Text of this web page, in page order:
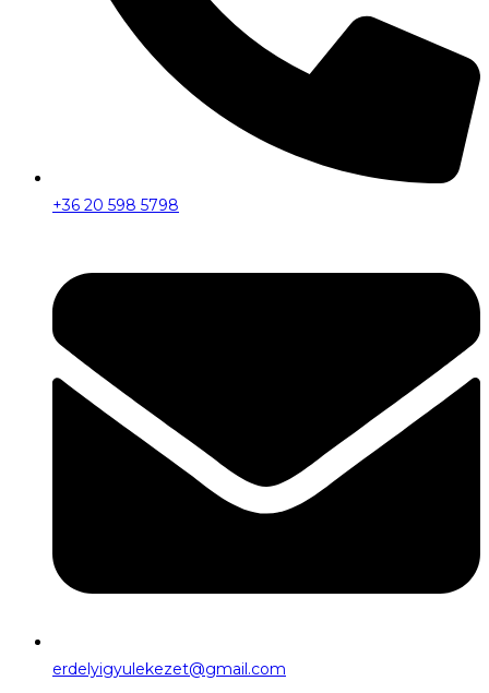
+36 20 598 5798
erdelyigyulekezet@gmail.com